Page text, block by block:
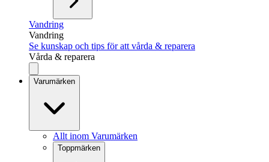
Vandring
Vandring
Se kunskap och tips för att vårda & reparera
Vårda & reparera
Varumärken
Allt inom Varumärken
Toppmärken